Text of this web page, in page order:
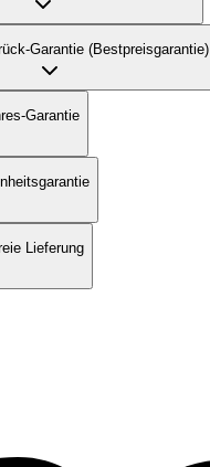
Garantie (Bestpreisgarantie)
Garantie
Lieferung